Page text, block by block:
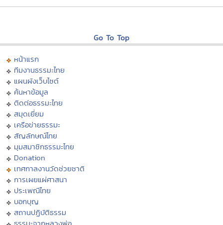
Go To Top
หน้าแรก
ทีมงานธรรมะไทย
แผนผังเว็บไซต์
ค้นหาข้อมูล
ติดต่อธรรมะไทย
สมุดเยี่ยม
เครือข่ายธรรมะ
สัญลักษณ์ไทย
มุมสมาชิกธรรมะไทย
Donation
เทศกาลงานวัดช่วยชาติ
การเผยแผ่ศาสนา
ประเพณีไทย
บอกบุญ
สถานปฏิบัติธรรม